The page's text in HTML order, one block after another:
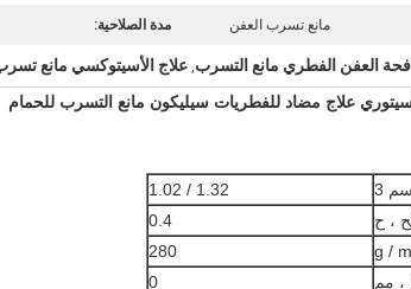
مانع تسرب العفن مدة الصلاحية:
, علاج الأسيتوكسي مانع
علاج مضاد للفطريات سيليكون مانع التسرب للحمام
3
1.32 / 1.02
، ح
0.4
280
، مم
0